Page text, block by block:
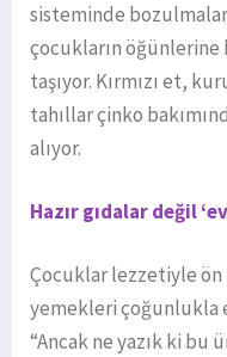
sisteminde
çocukların
taşıyor. Kırmızı et,
tahıllar çinko
alıyor.
Hazır gıdalar değil
Çocuklar lezzetiyle ön
yemekleri çoğunlukla
“Ancak ne yazık ki